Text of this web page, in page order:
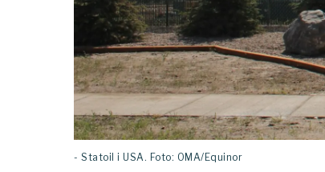
- Statoil i USA. Foto: OMA/Equinor